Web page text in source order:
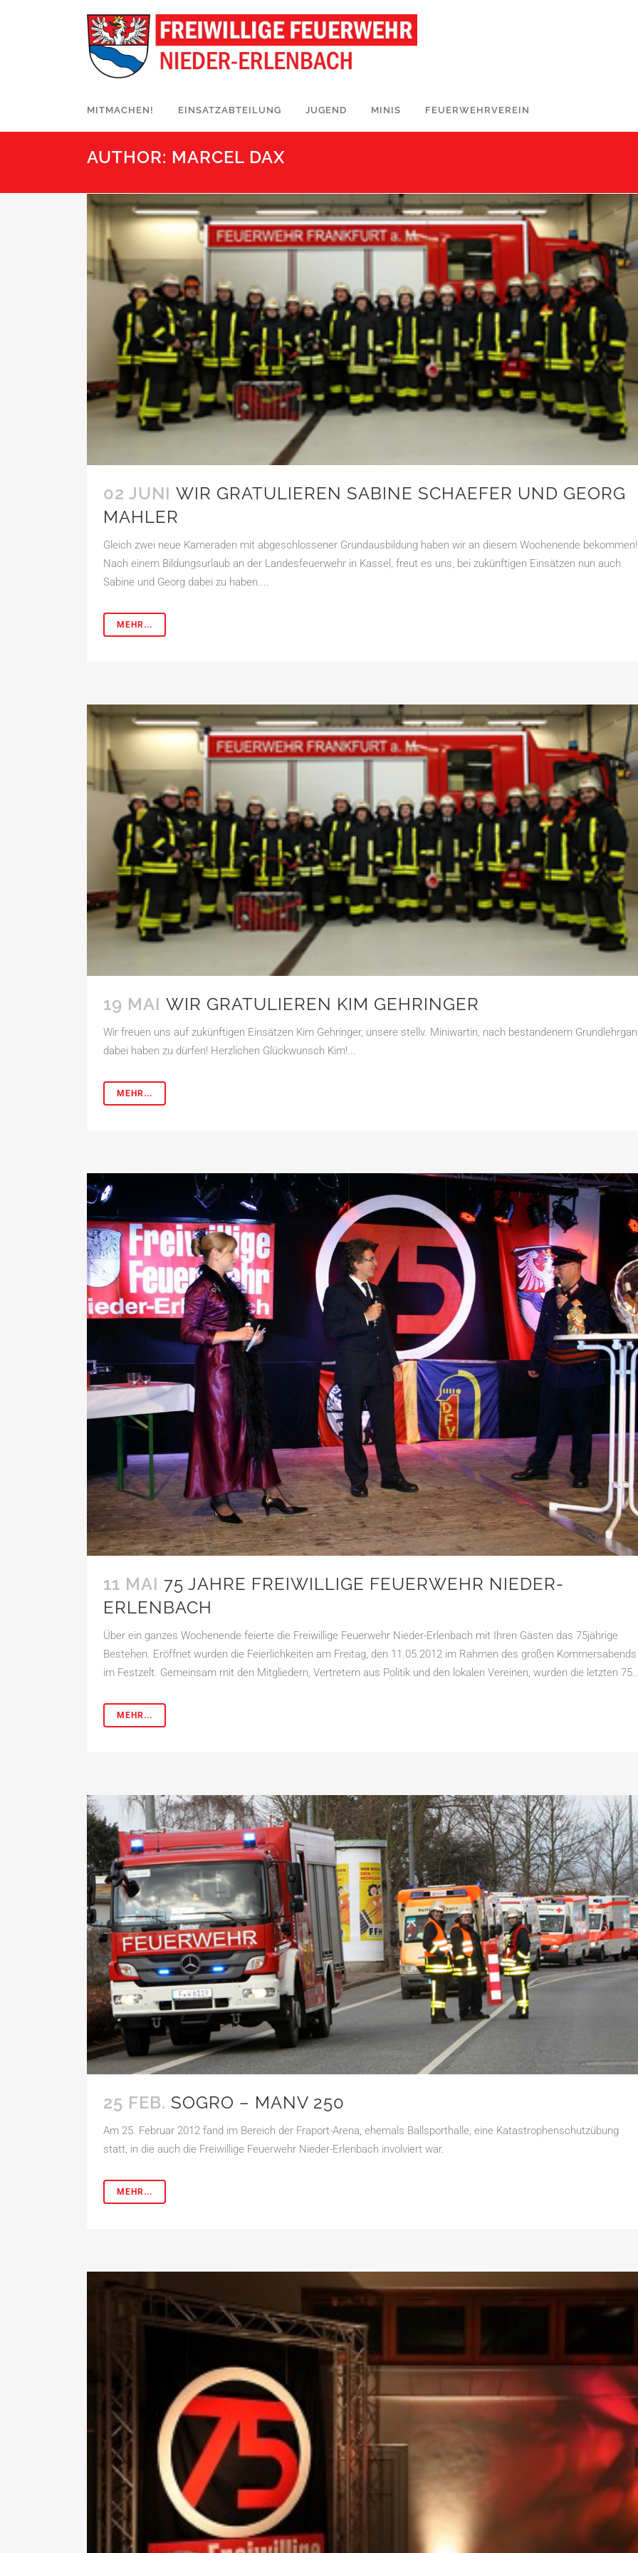
MITMACHEN! EINSATZABTEILUNG JUGEND MINIS FEUERWEHRVEREIN
AUTHOR: MARCEL DAX
02 JUNI WIR GRATULIEREN SABINE SCHAEFER UND GEORG
MAHLER
Gleich zwei neue Kameraden mit abgeschlossener Grundausbildung haben wir an diesem Wochenende bekommen!
Nach einem Bildungsurlaub an der Landesfeuerwehr in Kassel, freut es uns, bei zukünftigen Einsätzen nun auch
Sabine und Georg dabei zu haben....
MEHR...
19 MAI WIR GRATULIEREN KIM GEHRINGER
Wir freuen uns auf zukünftigen Einsätzen Kim Gehringer, unsere stellv. Miniwartin, nach bestandenem
dabei haben zu dürfen! Herzlichen Glückwunsch Kim!...
MEHR...
11 MAI 75 JAHRE FREIWILLIGE FEUERWEHR NIEDER-
ERLENBACH
Über ein ganzes Wochenende feierte die Freiwillige Feuerwehr Nieder-Erlenbach mit Ihren Gästen das 75jährige
Bestehen. Eröffnet wurden die Feierlichkeiten am Freitag, den 11.05.2012 im Rahmen des großen Kommersabends
im Festzelt. Gemeinsam mit den Mitgliedern, Vertretern aus Politik und den lokalen Vereinen, wurden die letzten
MEHR...
25 FEB. SOGRO – MANV 250
Am 25. Februar 2012 fand im Bereich der Fraport-Arena, ehemals Ballsporthalle, eine Katastrophenschutzübung
statt, in die auch die Freiwillige Feuerwehr Nieder-Erlenbach involviert war.
MEHR...